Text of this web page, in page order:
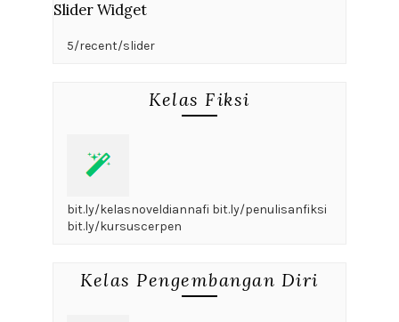
Slider Widget
5/recent/slider
Kelas Fiksi
bit.ly/kelasnoveldiannafi bit.ly/penulisanfiksi
bit.ly/kursuscerpen
Kelas Pengembangan Diri